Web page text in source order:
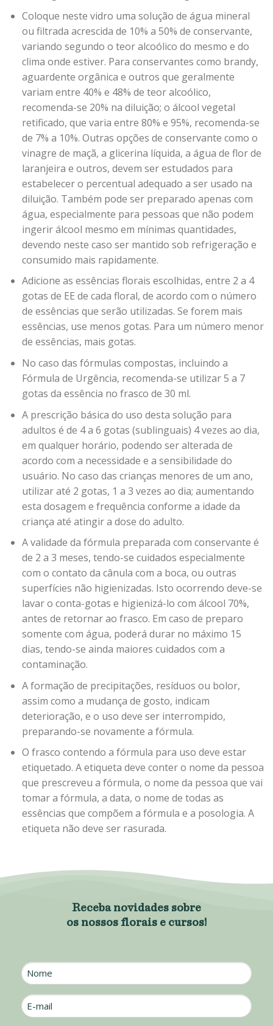
Coloque neste vidro uma solução de água mineral
ou filtrada acrescida de 10% a 50% de conservante,
variando segundo o teor alcoólico do mesmo e do
clima onde estiver. Para conservantes como brandy,
aguardente orgânica e outros que geralmente
variam entre 40% e 48% de teor alcoólico,
recomenda-se 20% na diluição; o álcool vegetal
retificado, que varia entre 80% e 95%, recomenda-se
de 7% a 10%. Outras opções de conservante como o
vinagre de maçã, a glicerina líquida, a água de flor de
laranjeira e outros, devem ser estudados para
estabelecer o percentual adequado a ser usado na
diluição. Também pode ser preparado apenas com
água, especialmente para pessoas que não podem
ingerir álcool mesmo em mínimas quantidades,
devendo neste caso ser mantido sob refrigeração e
consumido mais rapidamente.
Adicione as essências florais escolhidas, entre 2 a 4
gotas de EE de cada floral, de acordo com o número
de essências que serão utilizadas. Se forem mais
essências, use menos gotas. Para um número menor
de essências, mais gotas.
No caso das fórmulas compostas, incluindo a
Fórmula de Urgência, recomenda-se utilizar 5 a 7
gotas da essência no frasco de 30 ml.
A prescrição básica do uso desta solução para
adultos é de 4 a 6 gotas (sublinguais) 4 vezes ao dia,
em qualquer horário, podendo ser alterada de
acordo com a necessidade e a sensibilidade do
usuário. No caso das crianças menores de um ano,
utilizar até 2 gotas, 1 a 3 vezes ao dia; aumentando
esta dosagem e frequência conforme a idade da
criança até atingir a dose do adulto.
A validade da fórmula preparada com conservante é
de 2 a 3 meses, tendo-se cuidados especialmente
com o contato da cânula com a boca, ou outras
superfícies não higienizadas. Isto ocorrendo deve-se
lavar o conta-gotas e higienizá-lo com álcool 70%,
antes de retornar ao frasco. Em caso de preparo
somente com água, poderá durar no máximo 15
dias, tendo-se ainda maiores cuidados com a
contaminação.
A formação de precipitações, resíduos ou bolor,
assim como a mudança de gosto, indicam
deterioração, e o uso deve ser interrompido,
preparando-se novamente a fórmula.
O frasco contendo a fórmula para uso deve estar
etiquetado. A etiqueta deve conter o nome da pessoa
que prescreveu a fórmula, o nome da pessoa que vai
tomar a fórmula, a data, o nome de todas as
essências que compõem a fórmula e a posologia. A
etiqueta não deve ser rasurada.
Receba novidades sobre
os nossos florais e cursos!
Nome
E-
mail